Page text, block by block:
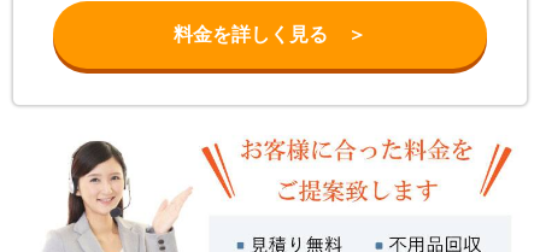
料金を詳しく見る ＞